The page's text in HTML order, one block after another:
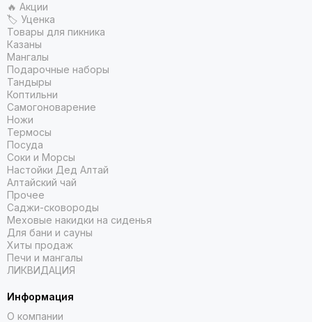
🔥 Акции
🏷 Уценка
Товары для пикника
Казаны
Мангалы
Подарочные наборы
Тандыры
Коптильни
Самогоноварение
Ножи
Термосы
Посуда
Соки и Морсы
Настойки Дед Алтай
Алтайский чай
Прочее
Саджи-сковороды
Меховые накидки на сиденья
Для бани и сауны
Хиты продаж
Печи и мангалы
ЛИКВИДАЦИЯ
Информация
О компании